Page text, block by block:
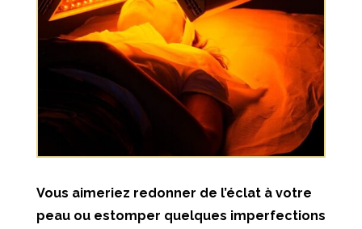
Vous aimeriez redonner de l’éclat à votre
peau ou estomper quelques imperfections